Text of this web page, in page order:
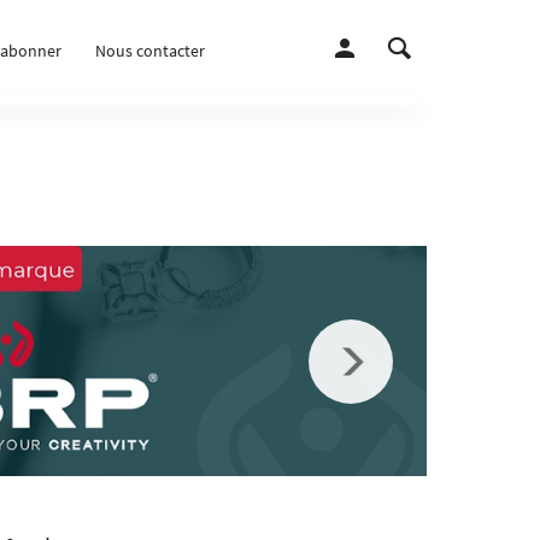
Nous contacter